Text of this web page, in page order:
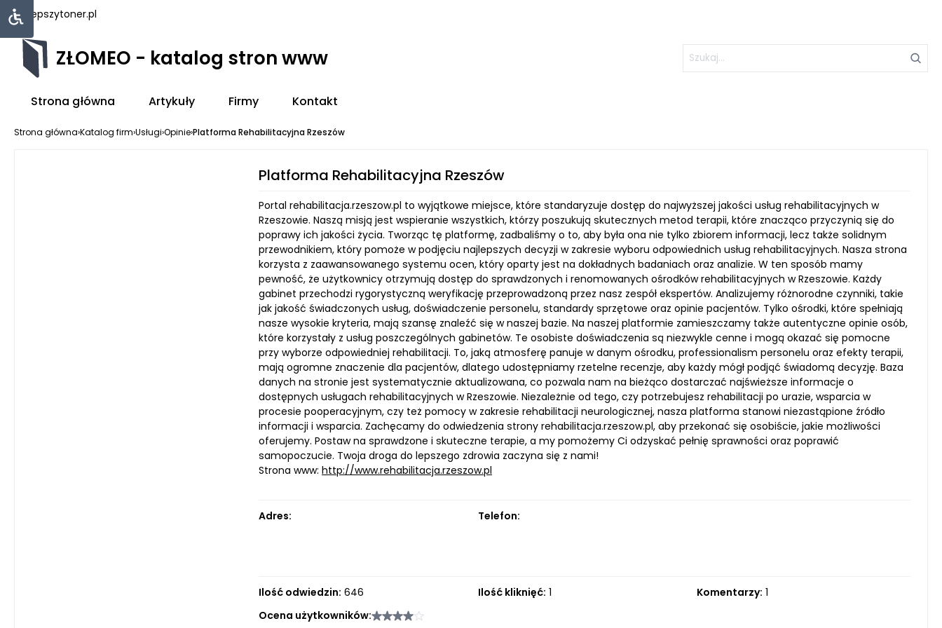
najlepszytoner.pl
ZŁOMEO - katalog stron www
Strona główna Artykuły Firmy Kontakt
Strona główna›Katalog firm›Usługi›Opinie›Platforma Rehabilitacyjna Rzeszów
Platforma Rehabilitacyjna Rzeszów
Portal rehabilitacja.rzeszow.pl to wyjątkowe miejsce, które standaryzuje dostęp do najwyższej jakości usług rehabilitacyjnych w
Rzeszowie. Naszą misją jest wspieranie wszystkich, którzy poszukują skutecznych metod terapii, które znacząco przyczynią się do
poprawy ich jakości życia. Tworząc tę platformę, zadbaliśmy o to, aby była ona nie tylko zbiorem informacji, lecz także solidnym
przewodnikiem, który pomoże w podjęciu najlepszych decyzji w zakresie wyboru odpowiednich usług rehabilitacyjnych. Nasza strona
korzysta z zaawansowanego systemu ocen, który oparty jest na dokładnych badaniach oraz analizie. W ten sposób mamy
pewność, że użytkownicy otrzymują dostęp do sprawdzonych i renomowanych ośrodków rehabilitacyjnych w Rzeszowie. Każdy
gabinet przechodzi rygorystyczną weryfikację przeprowadzoną przez nasz zespół ekspertów. Analizujemy różnorodne czynniki, takie
jak jakość świadczonych usług, doświadczenie personelu, standardy sprzętowe oraz opinie pacjentów. Tylko ośrodki, które spełniają
nasze wysokie kryteria, mają szansę znaleźć się w naszej bazie. Na naszej platformie zamieszczamy także autentyczne opinie osób,
które korzystały z usług poszczególnych gabinetów. Te osobiste doświadczenia są niezwykle cenne i mogą okazać się pomocne
przy wyborze odpowiedniej rehabilitacji. To, jaką atmosferę panuje w danym ośrodku, professionalism personelu oraz efekty terapii,
mają ogromne znaczenie dla pacjentów, dlatego udostępniamy rzetelne recenzje, aby każdy mógł podjąć świadomą decyzję. Baza
danych na stronie jest systematycznie aktualizowana, co pozwala nam na bieżąco dostarczać najświeższe informacje o
dostępnych usługach rehabilitacyjnych w Rzeszowie. Niezależnie od tego, czy potrzebujesz rehabilitacji po urazie, wsparcia w
procesie pooperacyjnym, czy też pomocy w zakresie rehabilitacji neurologicznej, nasza platforma stanowi niezastąpione źródło
informacji i wsparcia. Zachęcamy do odwiedzenia strony rehabilitacja.rzeszow.pl, aby przekonać się osobiście, jakie możliwości
oferujemy. Postaw na sprawdzone i skuteczne terapie, a my pomożemy Ci odzyskać pełnię sprawności oraz poprawić
samopoczucie. Twoja droga do lepszego zdrowia zaczyna się z nami!
Strona www: http://www.rehabilitacja.rzeszow.pl
Adres: Telefon:
Ilość odwiedzin: 646 Ilość kliknięć: 1 Komentarzy: 1
Ocena użytkowników: